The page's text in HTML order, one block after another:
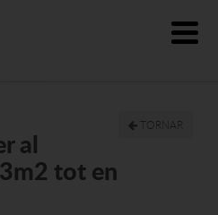
TORNAR
al
tot en